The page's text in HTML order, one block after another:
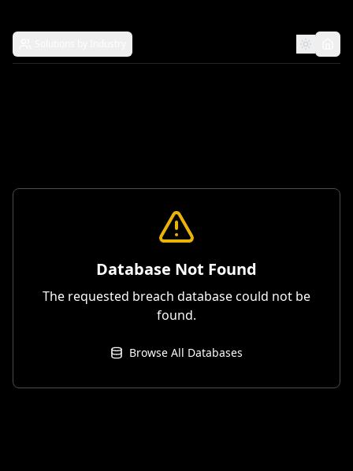
Database Not Found
The requested breach database could not be
found.
Browse All Databases